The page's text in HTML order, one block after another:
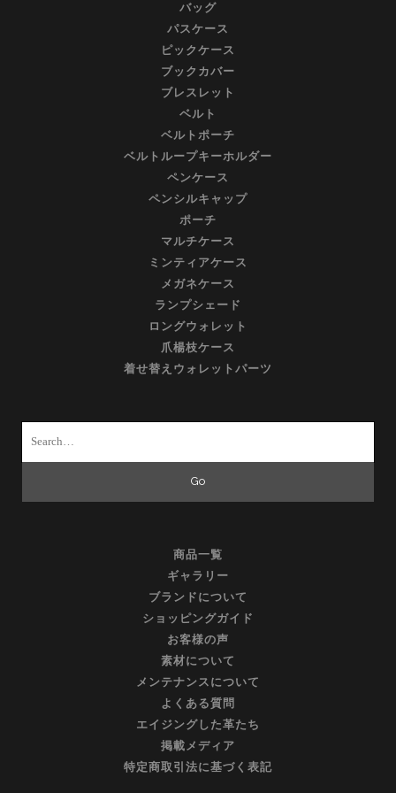
バッグ
パスケース
ピックケース
ブックカバー
ブレスレット
ベルト
ベルトポーチ
ベルトループキーホルダー
ペンケース
ペンシルキャップ
ポーチ
マルチケース
ミンティアケース
メガネケース
ランプシェード
ロングウォレット
爪楊枝ケース
着せ替えウォレットパーツ
商品一覧
ギャラリー
ブランドについて
ショッピングガイド
お客様の声
素材について
メンテナンスについて
よくある質問
エイジングした革たち
掲載メディア
特定商取引法に基づく表記